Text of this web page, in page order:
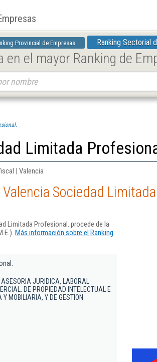
Provincial de Empresas Ranking Sectorial
el mayor Ranking de
Limitada
| Valencia
Sociedad
Limitada Profesional. procede de la
Más información sobre el Ranking
JURIDICA, LABORAL
DE PROPIEDAD INTELECTUAL E
Y MOBILIARIA, Y DE GESTION